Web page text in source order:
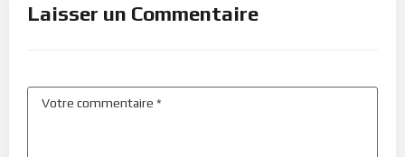
Laisser un Commentaire